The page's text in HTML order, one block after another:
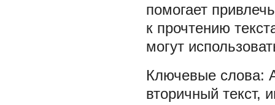
помогает
к прочтению
могут
вторичный текст,